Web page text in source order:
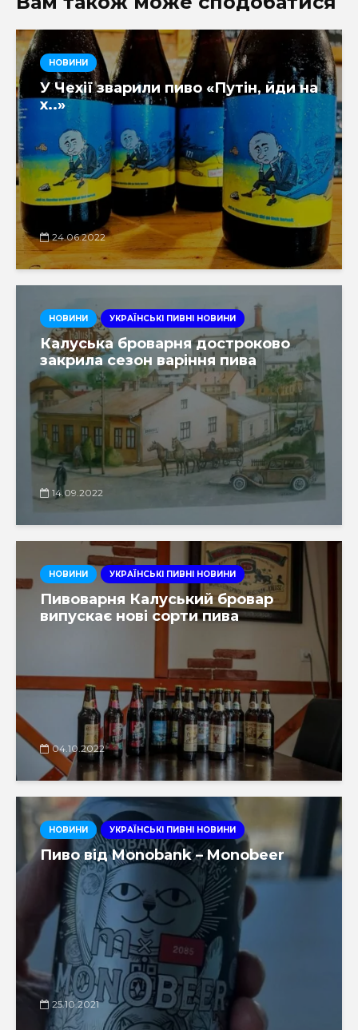
НОВИНИ
У Чехії зварили пиво «Путін, йди на
х..»
24.06.2022
НОВИНИ УКРАЇНСЬКІ ПИВНІ НОВИНИ
Калуська броварня достроково
закрила сезон варіння пива
14.09.2022
НОВИНИ УКРАЇНСЬКІ ПИВНІ НОВИНИ
Пивоварня Калуський бровар
випускає нові сорти пива
04.10.2022
НОВИНИ УКРАЇНСЬКІ ПИВНІ НОВИНИ
Пиво від Monobank – Monobeer
25.10.2021